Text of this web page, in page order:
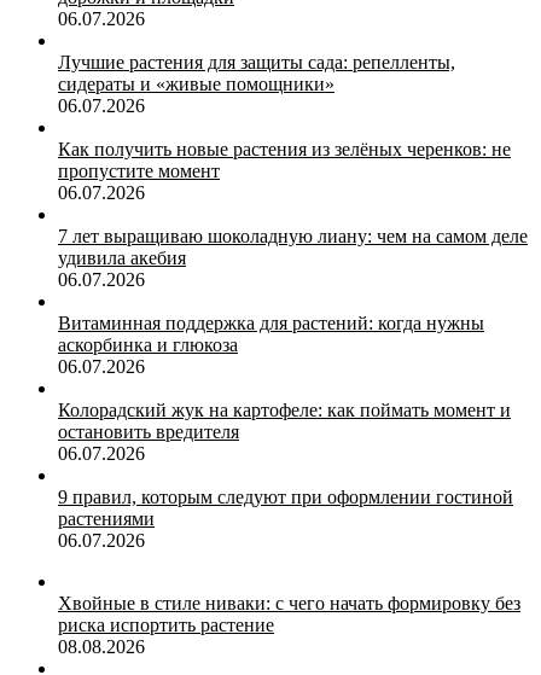
06.07.2026
Лучшие растения для защиты сада: репелленты,
сидераты и «живые помощники»
06.07.2026
Как получить новые растения из зелёных черенков: не
пропустите момент
06.07.2026
7 лет выращиваю шоколадную лиану: чем на самом деле
удивила акебия
06.07.2026
Витаминная поддержка для растений: когда нужны
аскорбинка и глюкоза
06.07.2026
Колорадский жук на картофеле: как поймать момент и
остановить вредителя
06.07.2026
9 правил, которым следуют при оформлении гостиной
растениями
06.07.2026
Хвойные в стиле ниваки: с чего начать формировку без
риска испортить растение
08.08.2026